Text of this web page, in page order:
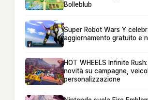
Bolleblub
Super Robot Wars Y
aggiornamento gratuito e
HOT WHEELS Infinite
novità su campagne,
personalizzazione